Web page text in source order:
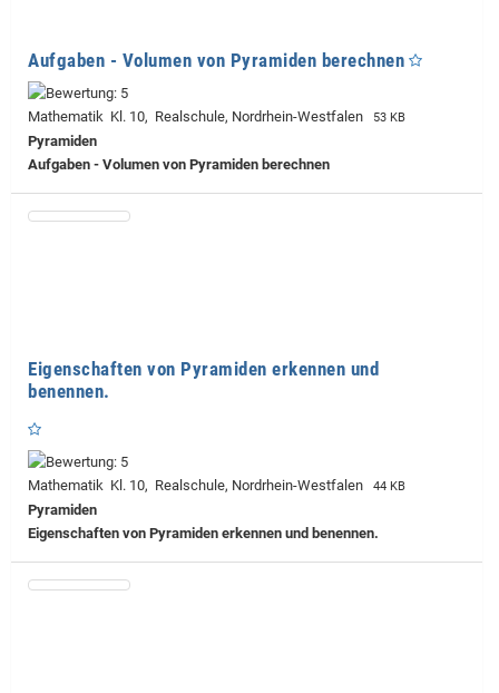
Aufgaben - Volumen von Pyramiden berechnen
Mathematik Kl. 10, Realschule, Nordrhein-Westfalen 53 KB
Pyramiden
Aufgaben - Volumen von Pyramiden berechnen
Eigenschaften von Pyramiden erkennen und
benennen.
Mathematik Kl. 10, Realschule, Nordrhein-Westfalen 44 KB
Pyramiden
Eigenschaften von Pyramiden erkennen und benennen.